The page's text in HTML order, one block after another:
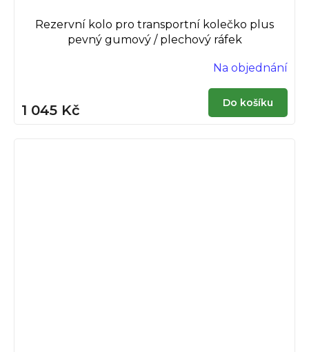
Rezervní kolo pro transportní kolečko plus
pevný gumový / plechový ráfek
Na objednání
1 045 Kč Do košíku